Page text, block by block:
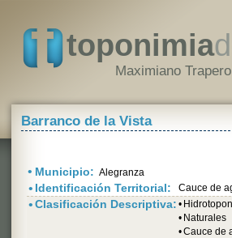
toponimia
Maximiano
Barranco de la Vista
• Municipio: Alegranza
• Identificación Territorial: Cauce de
•Clasificación Descriptiva: •
• Naturales
•Cauce de